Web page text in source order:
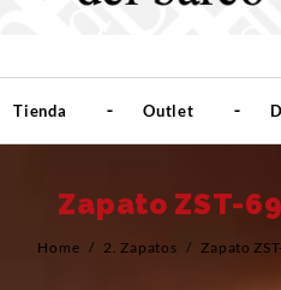
Tienda Outlet
Zapato ZST-69
Home / 2. Zapatos / Zapato